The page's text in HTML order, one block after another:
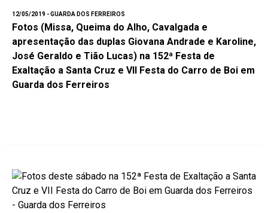
12/05/2019 - GUARDA DOS FERREIROS
Fotos (Missa, Queima do Alho, Cavalgada e
apresentação das duplas Giovana Andrade e Karoline,
José Geraldo e Tião Lucas) na 152ª Festa de
Exaltação a Santa Cruz e VII Festa do Carro de Boi em
Guarda dos Ferreiros